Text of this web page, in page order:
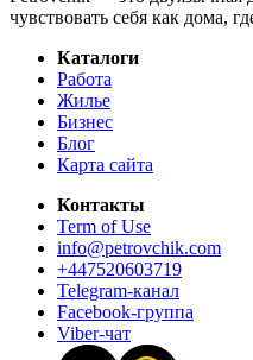
чувствовать себя как дома,
Каталоги
Работа
Жилье
Бизнес
Блог
Карта сайта
Контакты
Term of Use
info@petrovchik.com
+447520603719
Telegram-канал
Facebook-группа
Viber-чат